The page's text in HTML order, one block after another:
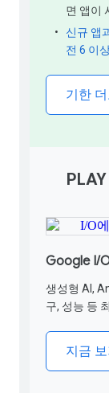
면 앱이
•
신규 앱
전 6 이
기한 더
Google I/
생성형 AI,
구, 성능 등
지금 보